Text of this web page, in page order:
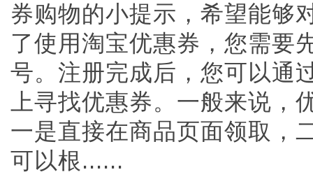
券购物的小提示，希望能够
了使用淘宝优惠券，您需要
号。注册完成后，您可以通
上寻找优惠券。一般来说，
一是直接在商品页面领取，
可以根......